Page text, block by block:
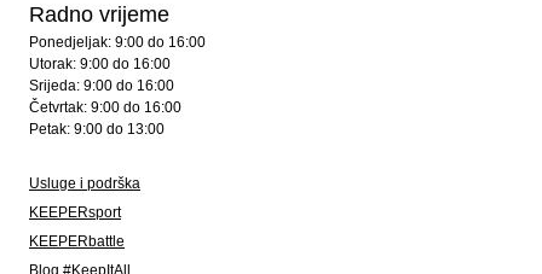
Radno vrijeme
Ponedjeljak: 9:00 do 16:00
Utorak: 9:00 do 16:00
Srijeda: 9:00 do 16:00
Četvrtak: 9:00 do 16:00
Petak: 9:00 do 13:00
Usluge i podrška
KEEPERsport
KEEPERbattle
Blog #KeepItAll